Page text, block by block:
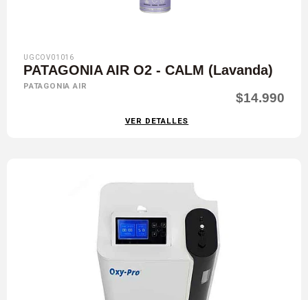
UGCOV01016
PATAGONIA AIR O2 - CALM (Lavanda)
PATAGONIA AIR
$14.990
VER DETALLES